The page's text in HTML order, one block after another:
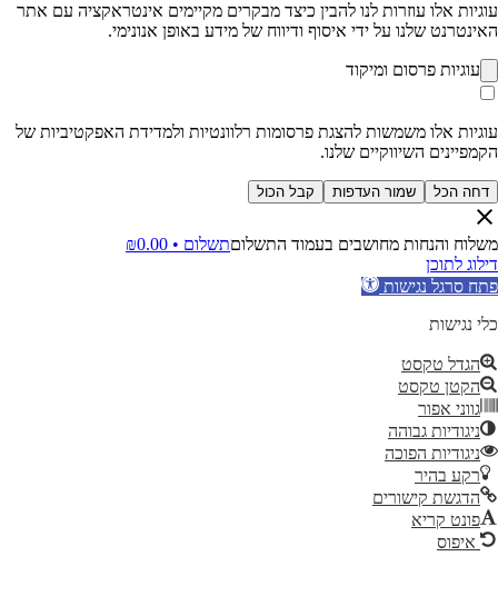
אלו עוזרות לנו להבין כיצד מבקרים מקיימים אינטראקציה עם אתר
שלנו על ידי איסוף ודיווח של מידע באופן אנונימי.
פרסום ומיקוד
אלו משמשות להצגת פרסומות רלוונטיות ולמדידת האפקטיביות של
השיווקיים שלנו.
הכל שמור העדפות קבל הכול
והנחות מחושבים בעמוד התשלוםתשלום • ₪0.00
לתוכן
סרגל נגישות
טקסט
טקסט
אפור
גבוהה
הפוכה
בהיר
קישורים
קריא
איפוס